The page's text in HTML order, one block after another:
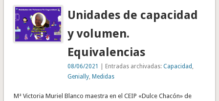
Unidades de capacidad
y volumen.
Equivalencias
08/06/2021 | Entradas archivadas:Capacidad
Genially ,Medidas
Mª Victoria Muriel Blanco maestra en el CEIP «Dulce Chacón» de